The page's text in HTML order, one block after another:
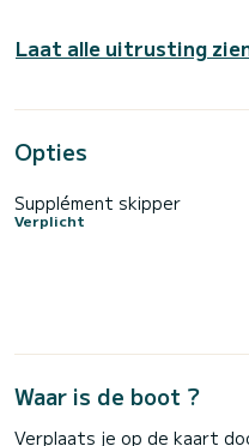
Laat alle uitrusting
Opties
Supplément skipper
Verplicht
Waar is de boot ?
Verplaats je op de kaart